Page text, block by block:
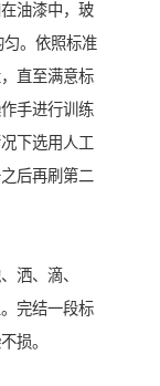
油漆中，玻
。依照标准
直至满意标
手进行训练
下选用人工
后再刷第二
洒、滴、
完结一段标
损。